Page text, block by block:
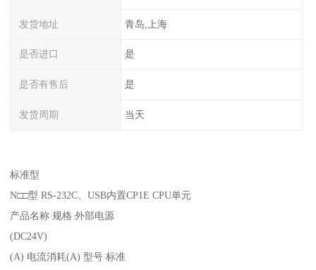
发货地址 青岛,上海
是否进口 是
是否有售后 是
发货周期 当天
标准型
N□□型 RS-232C、USB内置CP1E CPU单元
产品名称 规格 外部电源
(DC24V)
(A) 电流消耗(A) 型号 标准